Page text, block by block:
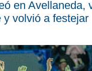
en Avellaneda,
y volvió a festejar